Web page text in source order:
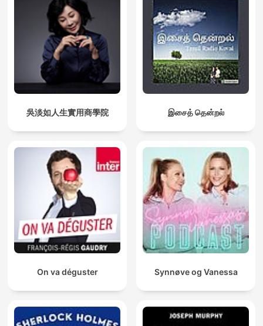
吳淡如人生實用商學院 இசைத் தென்றல்
On va déguster Synnøve og Vanessa